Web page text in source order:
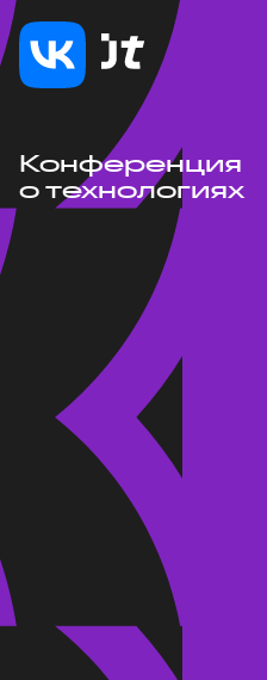
Конференция
о технологиях